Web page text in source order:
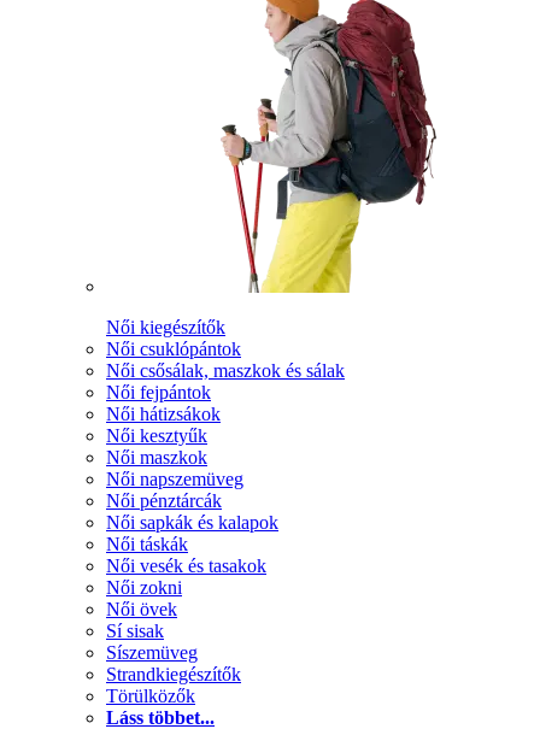
Női kiegészítők
Női csuklópántok
Női csősálak, maszkok és sálak
Női fejpántok
Női hátizsákok
Női kesztyűk
Női maszkok
Női napszemüveg
Női pénztárcák
Női sapkák és kalapok
Női táskák
Női vesék és tasakok
Női zokni
Női övek
Sí sisak
Síszemüveg
Strandkiegészítők
Törülközők
Láss többet...